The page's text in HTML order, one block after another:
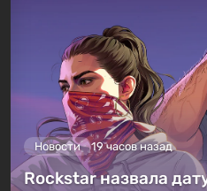
Новости 19 часов назад
Rockstar назвала